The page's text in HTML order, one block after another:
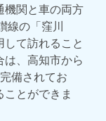
機関と車の両方
線の「窪川
て訪れること
、高知市から
備されてお
とができま